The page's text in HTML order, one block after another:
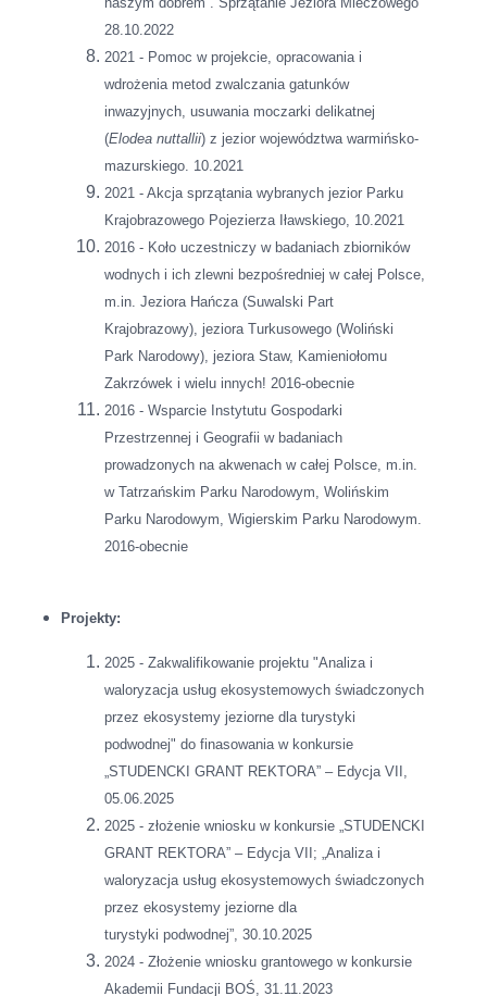
28.10.2022
2021 - Pomoc w projekcie, opracowania i
wdrożenia metod zwalczania gatunków
inwazyjnych, usuwania moczarki delikatnej
(Elodea nuttallii) z jezior województwa warmińsko-
mazurskiego. 10.2021
2021 - Akcja sprzątania wybranych jezior Parku
Krajobrazowego Pojezierza Iławskiego, 10.2021
2016 - Koło uczestniczy w badaniach zbiorników
wodnych i ich zlewni bezpośredniej w całej Polsce,
m.in. Jeziora Hańcza (Suwalski Part
Krajobrazowy), jeziora Turkusowego (Woliński
Park Narodowy), jeziora Staw, Kamieniołomu
Zakrzówek i wielu innych! 2016-obecnie
2016 - Wsparcie Instytutu Gospodarki
Przestrzennej i Geografii w badaniach
prowadzonych na akwenach w całej Polsce, m.in.
w Tatrzańskim Parku Narodowym, Wolińskim
Parku Narodowym, Wigierskim Parku Narodowym.
2016-obecnie
Projekty:
2025 - Zakwalifikowanie projektu "Analiza i
waloryzacja usług ekosystemowych świadczonych
przez ekosystemy jeziorne dla turystyki
podwodnej" do finasowania w konkursie
„STUDENCKI GRANT REKTORA” – Edycja VII,
05.06.2025
2025 - złożenie wniosku w konkursie „STUDENCKI
GRANT REKTORA” – Edycja VII; „Analiza i
waloryzacja usług ekosystemowych świadczonych
przez ekosystemy jeziorne dla
turystyki podwodnej”, 30.10.2025
2024 - Złożenie wniosku grantowego w konkursie
Akademii Fundacji BOŚ, 31.11.2023